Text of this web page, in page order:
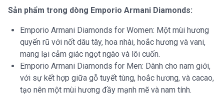
Sản phẩm trong dòng Emporio Armani Diamonds:
Emporio Armani Diamonds for Women: Một mùi hương
quyến rũ với nốt dâu tây, hoa nhài, hoắc hương và vani,
mang lại cảm giác ngọt ngào và lôi cuốn.
Emporio Armani Diamonds for Men: Dành cho nam giới,
với sự kết hợp giữa gỗ tuyết tùng, hoắc hương, và cacao,
tạo nên một mùi hương đầy mạnh mẽ và nam tính.